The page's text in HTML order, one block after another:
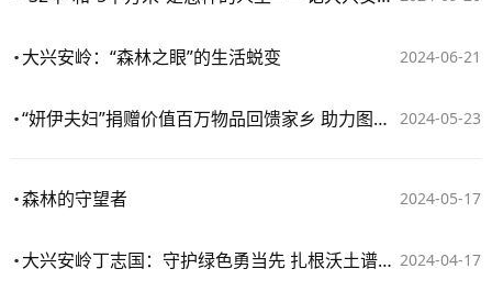
2024-06-21
大兴安岭：“森林之眼”的生活蜕变
2024-05-23
“妍伊夫妇”捐赠价值百万物品回馈家乡 助力图强林业局森林防火建设
2024-05-17
森林的守望者
2024-04-17
大兴安岭丁志国：守护绿色勇当先 扎根沃土谱新篇